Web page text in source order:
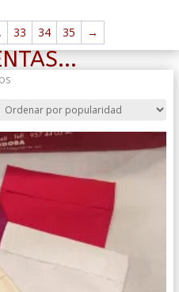
33 34 35 →
Ordenado
popularidad